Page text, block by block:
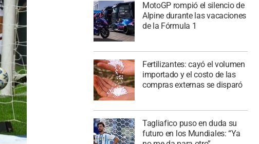
MotoGP rompió el silencio de
Alpine durante las vacaciones
de la Fórmula 1
Fertilizantes: cayó el volumen
importado y el costo de las
compras externas se disparó
Tagliafico puso en duda su
futuro en los Mundiales: “Ya